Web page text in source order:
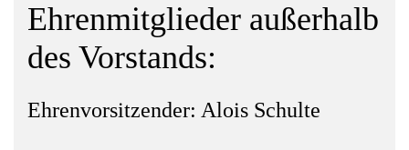
Ehrenmitglieder außerhalb
des Vorstands:
Ehrenvorsitzender: Alois Schulte